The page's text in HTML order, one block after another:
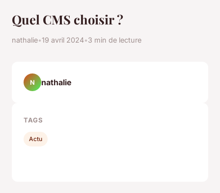
Quel CMS choisir ?
nathalie•19 avril 2024•3 min de lecture
N nathalie
TAGS
Actu